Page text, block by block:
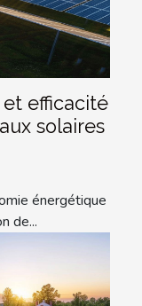
et efficacité
solaires
énergétique
de...